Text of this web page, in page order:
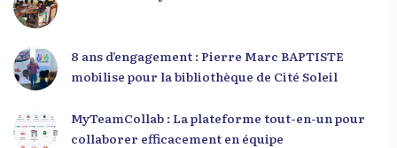
8 ans d’engagement : Pierre Marc BAPTISTE
mobilise pour la bibliothèque de Cité Soleil
MyTeamCollab : La plateforme tout-en-un pour
collaborer efficacement en équipe